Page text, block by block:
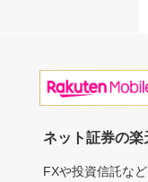
ネット証券の
FXや投資信託な